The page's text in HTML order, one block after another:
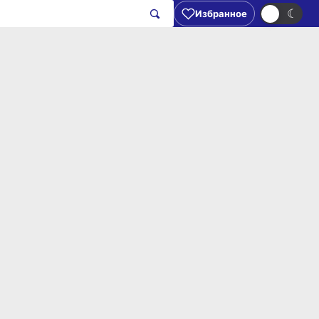
Избранное ☀ ☾